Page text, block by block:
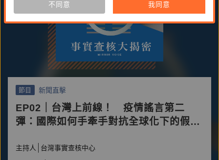
節目 新聞直擊
EP02｜台灣上前線！ 疫情謠言第二
彈：國際如何手牽手對抗全球化下的假訊
主持人 台灣事實查核中心
不同意 我同意